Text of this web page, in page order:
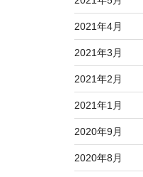
2021年4月
2021年3月
2021年2月
2021年1月
2020年9月
2020年8月